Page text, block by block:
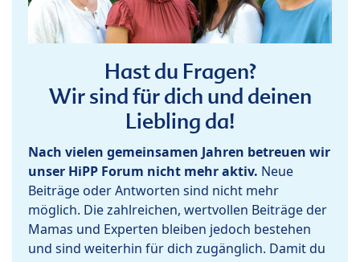
Hast du Fragen?
Wir sind für dich und deinen
Liebling da!
Nach vielen gemeinsamen Jahren betreuen wir
unser HiPP Forum nicht mehr aktiv. Neue
Beiträge oder Antworten sind nicht mehr
möglich. Die zahlreichen, wertvollen Beiträge der
Mamas und Experten bleiben jedoch bestehen
und sind weiterhin für dich zugänglich. Damit du